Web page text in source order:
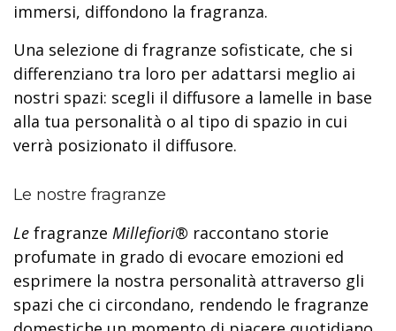
immersi, diffondono la fragranza.
Una selezione di fragranze sofisticate, che si
differenziano tra loro per adattarsi meglio ai
nostri spazi: scegli il diffusore a lamelle in base
alla tua personalità o al tipo di spazio in cui
verrà posizionato il diffusore.
Le nostre fragranze
Le fragranze Millefiori® raccontano storie
profumate in grado di evocare emozioni ed
esprimere la nostra personalità attraverso gli
spazi che ci circondano, rendendo le fragranze